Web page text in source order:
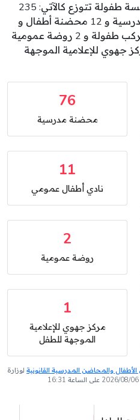
تنشط بولاية قابس 342 مؤسسة طفولة تتوزع كالآتي: 235
روضة أطفال و 76 محضنة مدرسية و 12 محضنة أطفال و
11 نادي أطفال عمومي و 4 مركب طفولة و 2 روضة عمومية
أطفال متنقل و 1 مركز جهوي للإعلامية الموجهة
76
محضنة مدرسية
11
نادي أطفال عمومي
2
روضة عمومية
1
مركز جهوي للإعلامية
الموجهة للطفل
والمحاضن المدرسية القانونية لوزارة